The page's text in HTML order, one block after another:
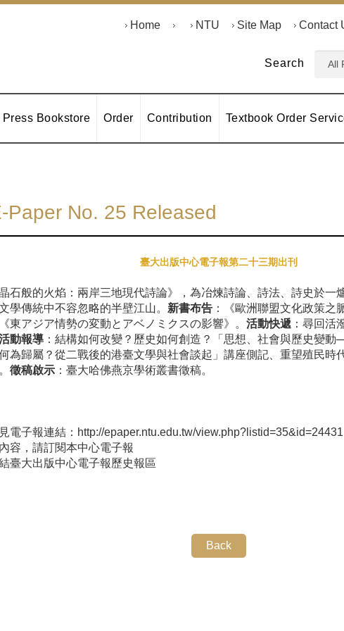
Search
Home NTU Site Map Contact
Press Bookstore Order Contribution Textbook Order
Paper No. 25 Released
臺大出版中心電子報第二十三期出刊
石般的火焰：兩岸三地現代詩論》，為冶煉詩論、詩法、詩史於一
學傳統中不容忽略的半壁江山。 新書布告 ：《歐洲聯盟文化政策之
東アジア情勢の変動とアベノミクスの影響》。 活動快遞 ：尋回活
動報導 ：結構如何改變？歷史如何創造？「思想、社會與歷史變
為歸屬？從二戰後的港臺文學與社會談起」講座側記、重望殖民時
徵稿啟示 ：臺大哈佛燕京學術叢書徵稿。
電子報連結： http://epaper.ntu.edu.tw/view.php?listid=35&id=24431
容，請訂閱本中心電子報
臺大出版中心電子報歷史報區
Back